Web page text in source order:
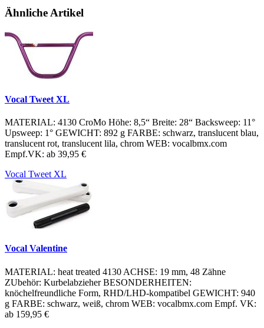
Ähnliche Artikel
Vocal Tweet XL
MATERIAL: 4130 CroMo Höhe: 8,5“ Breite: 28“ Backsweep: 11°
Upsweep: 1° GEWICHT: 892 g FARBE: schwarz, translucent blau,
translucent rot, translucent lila, chrom WEB: vocalbmx.com
Empf.VK: ab 39,95 €
Vocal Tweet XL
Vocal Valentine
MATERIAL: heat treated 4130 ACHSE: 19 mm, 48 Zähne
ZUbehör: Kurbelabzieher BESONDERHEITEN:
knöchelfreundliche Form, RHD/LHD-kompatibel GEWICHT: 940
g FARBE: schwarz, weiß, chrom WEB: vocalbmx.com Empf. VK:
ab 159,95 €